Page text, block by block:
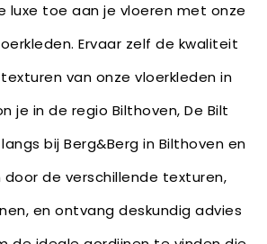
luxe toe aan je vloeren met onze
Ervaar zelf de kwaliteit
van onze vloerkleden in
je in de regio Bilthoven, De Bilt
bij Berg&Berg in Bilthoven en
de verschillende texturen,
en ontvang deskundig advies